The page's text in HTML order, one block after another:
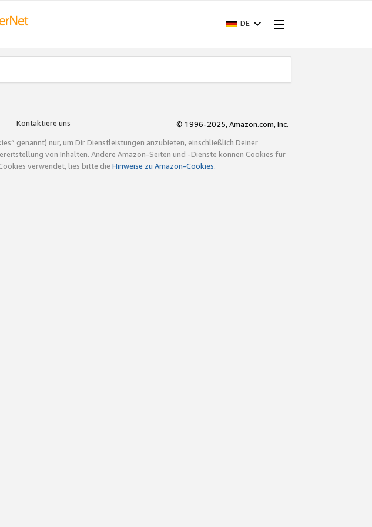
DE
Kontaktiere uns
© 1996-2025, Amazon.com, Inc.
genannt) nur, um Dir Dienstleistungen anzubieten, einschließlich Deiner
von Inhalten. Andere Amazon-Seiten und -Dienste können Cookies für
verwendet, lies bitte die Hinweise zu Amazon-Cookies.